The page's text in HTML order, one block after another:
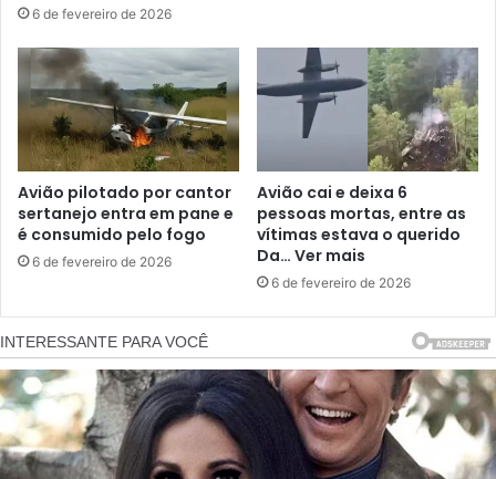
6 de fevereiro de 2026
Avião pilotado por cantor
sertanejo entra em pane e
é consumido pelo fogo
6 de fevereiro de 2026
Avião cai e deixa 6
pessoas mortas, entre as
vítimas estava o querido
Da… Ver mais
6 de fevereiro de 2026